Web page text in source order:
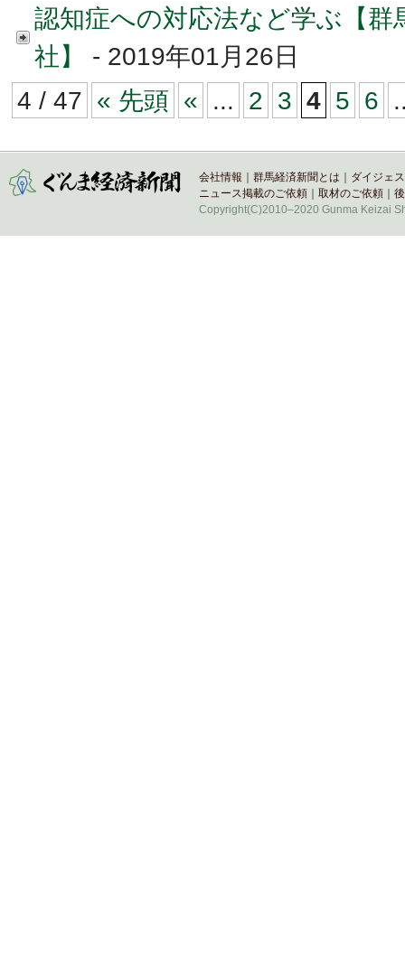
認知症への対応法など学ぶ【
社】
- 2019年01月26日
4 / 47 « 先頭 « ... 2 3 4 5 6
会社情報 群馬経済新聞とは
ダイジェ
ニュース掲載のご依頼
取材のご依頼
Copyright(C)2010–2020 Gunma Keizai